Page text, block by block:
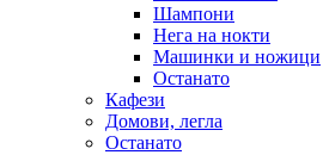
Шампони
Нега на нокти
Машинки и ножици
Останато
Кафези
Домови, легла
Останато